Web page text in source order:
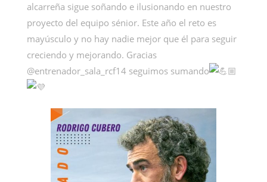
alcarreña sigue soñando e ilusionando en nuestro
proyecto del equipo sénior. Este año el reto es
mayúsculo y no hay nadie mejor que él para seguir
creciendo y mejorando. Gracias
@entrenador_sala_rcf14 seguimos sumando